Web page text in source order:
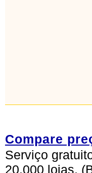
Compare
Serviço
20.000 lojas.